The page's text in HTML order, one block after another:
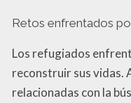
Retos enfrentados
Los refugiados
reconstruir sus vidas.
relacionadas con la